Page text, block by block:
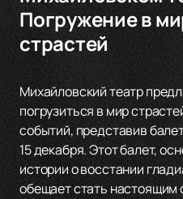
Погружение в
страстей
Михайловский театр
погрузиться в мир
событий, представив
15 декабря. Этот балет,
истории о восстании
обещает стать настоящим